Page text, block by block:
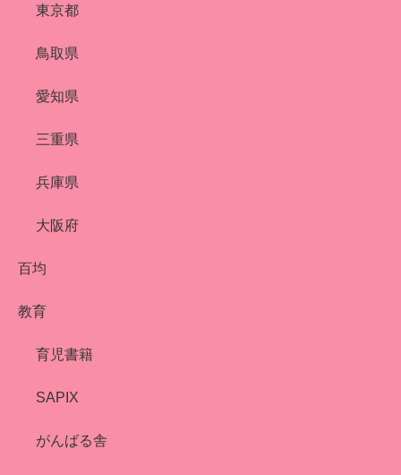
東京都
鳥取県
愛知県
三重県
兵庫県
大阪府
百均
教育
育児書籍
SAPIX
がんばる舎